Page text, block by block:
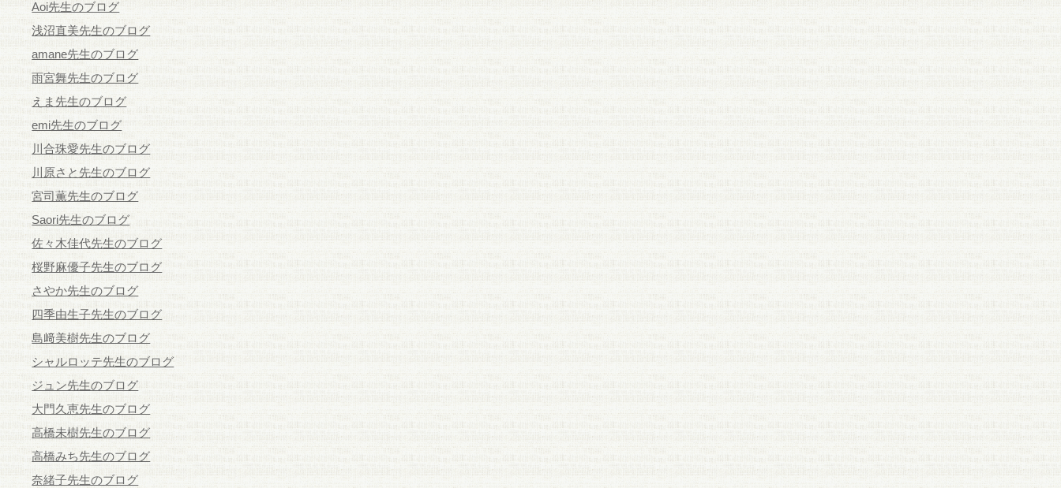
Aoi先生のブログ
浅沼直美先生のブログ
amane先生のブログ
雨宮舞先生のブログ
えま先生のブログ
emi先生のブログ
川合珠愛先生のブログ
川原さと先生のブログ
宮司薫先生のブログ
Saori先生のブログ
佐々木佳代先生のブログ
桜野麻優子先生のブログ
さやか先生のブログ
四季由生子先生のブログ
島﨑美樹先生のブログ
シャルロッテ先生のブログ
ジュン先生のブログ
大門久恵先生のブログ
高橋未樹先生のブログ
高橋みち先生のブログ
奈緒子先生のブログ